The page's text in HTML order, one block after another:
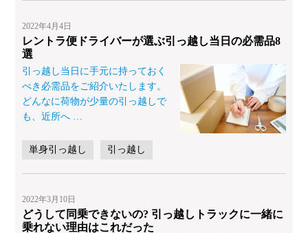
2022年4月4日
レントラ便ドライバーが選ぶ引っ越し当日の必需品8
選
引っ越し当日に手元に持っておく
べき必需品をご紹介いたします。
どんなに荷物が少量の引っ越しで
も、近所へ …
単身引っ越し 引っ越し
2022年3月10日
どうして同乗できないの? 引っ越しトラックに一緒に
乗れない理由はこれだった